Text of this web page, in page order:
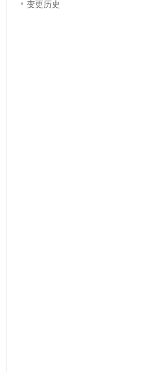
变更历史
我要投诉